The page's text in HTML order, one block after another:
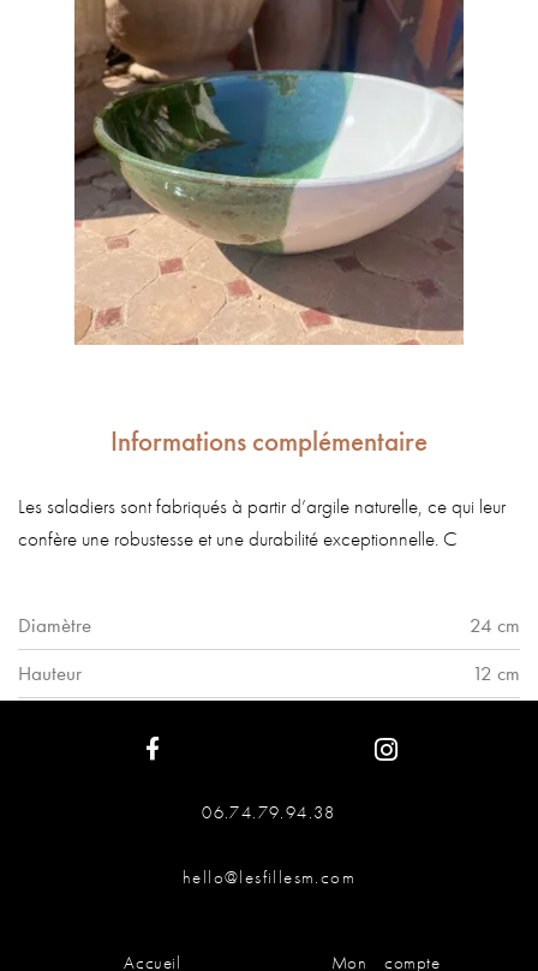
Informations complémentaire
Les saladiers sont fabriqués à partir d’argile naturelle, ce qui leur
confère une robustesse et une durabilité exceptionnelle. C
Diamètre
24 cm
Hauteur
12 cm
06.74.79.94.38
hello@lesfillesm.com
Accueil Mon compte